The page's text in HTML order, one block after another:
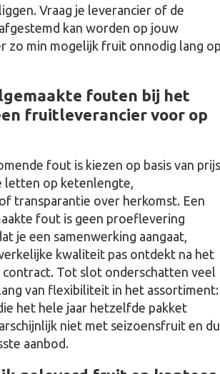
Vraag je leverancier of de
kan worden op jouw
zo min mogelijk fruit onnodig lang
fouten bij het
fruitleverancier voor op
fout is kiezen op basis van prijs
letten op ketenlengte,
transparantie over herkomst. Een
fout is geen proeflevering
je een samenwerking aangaat,
kwaliteit pas ontdekt na het
contract. Tot slot onderschatten veel
van flexibiliteit in het assortiment:
het hele jaar hetzelfde pakket
niet met seizoensfruit en
aanbod.